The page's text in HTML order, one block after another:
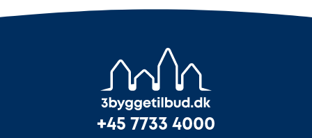
+45 7733 4000